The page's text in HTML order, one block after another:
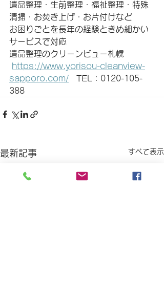
遺品整理・生前整理・福祉整理・特殊
清掃・お焚き上げ・お片付けなど
お困りごとを長年の経験ときめ細かい
サービスで対応
遺品整理のクリーンビュー札幌
https://www.yorisou-cleanview-
sapporo.com/
   TEL：0120-105-
388
最新記事 すべて表示